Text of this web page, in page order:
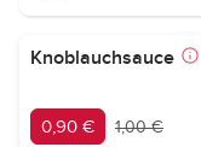
Knoblauchsauce
0,90 € 1,00 €